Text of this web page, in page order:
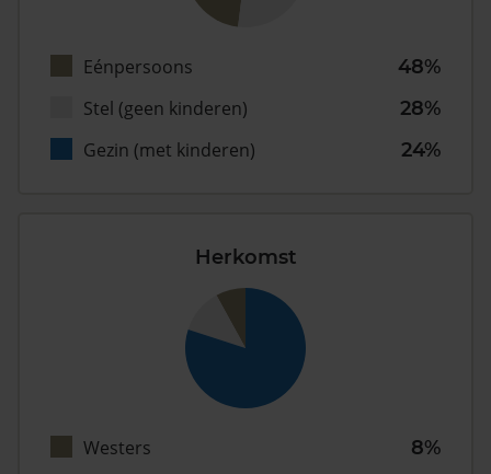
Eénpersoons
48%
Stel (geen kinderen)
28%
Gezin (met kinderen)
24%
Herkomst
Westers
8%